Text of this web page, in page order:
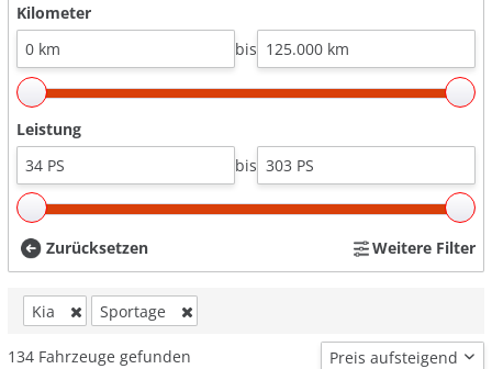
Kilometer
bis
Leistung
bis
Zurücksetzen Weitere Filter
Kia Sportage
134 Fahrzeuge gefunden